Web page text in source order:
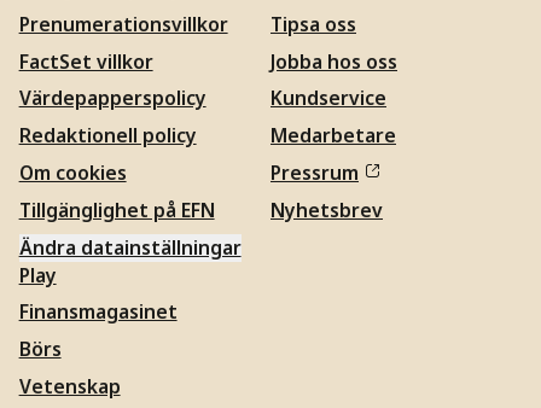
Prenumerationsvillkor
FactSet villkor
Värdepapperspolicy
Redaktionell policy
Om cookies
Tillgänglighet på EFN
Ändra datainställningar
Tipsa oss
Jobba hos oss
Kundservice
Medarbetare
Pressrum
Nyhetsbrev
Play
Finansmagasinet
Börs
Vetenskap